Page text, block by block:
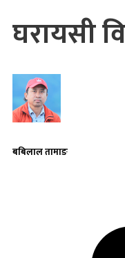
घरायसी
बबिलाल तामाङ